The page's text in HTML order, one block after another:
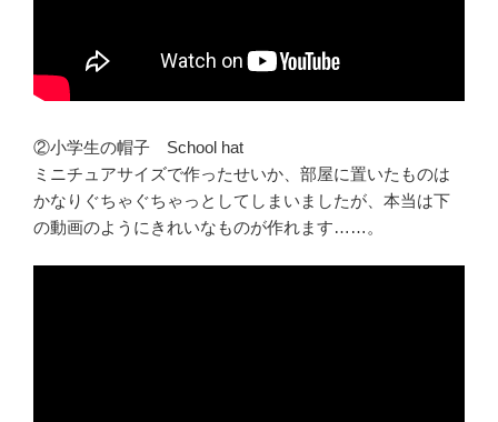
②小学生の帽子 School hat
ミニチュアサイズで作ったせいか、部屋に置いたものは
かなりぐちゃぐちゃっとしてしまいましたが、本当は下
の動画のようにきれいなものが作れます……。